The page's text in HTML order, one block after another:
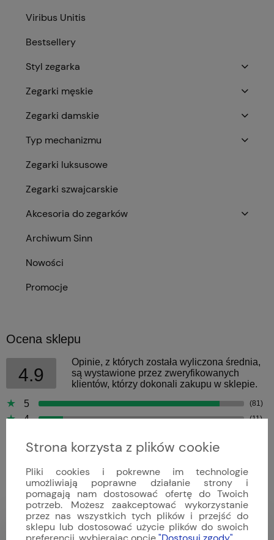
Viribus Unitis
Bestsellery
Styl zegarka
Zegarki męskie
Zegarki damskie
Typ mechanizmu
Zegarki luksusowe
Zegarki szwajcarskie
Akcesoria do zegarków
Archiwum Sinn
Nowości
Promocje
Ocena sklepu
4.9
Opinie, z których została wyliczona średnia,
są wystawione przez zweryfikowanych
klientów, którzy dokonali zakupu w sklepie.
5
(81)
4 (11)
2
Bartek
Strona korzysta z plików cookie
Pliki cookies i pokrewne im technologie
umożliwiają poprawne działanie strony i
pomagają nam dostosować ofertę do Twoich
potrzeb. Możesz zaakceptować wykorzystanie
przez nas wszystkich tych plików i przejść do
sklepu lub dostosować użycie plików do swoich